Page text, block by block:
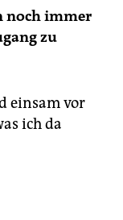
noch immer
zu
einsam vor
ich da